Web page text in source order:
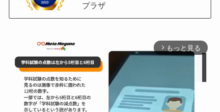
プラザ
arrow_forward_ios もっと見る